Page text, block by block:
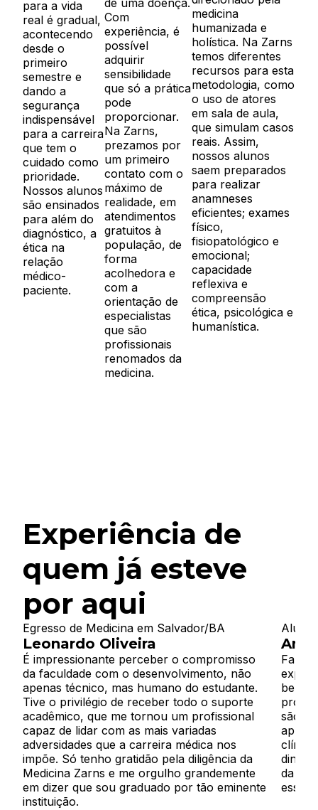
para a vida
real é gradual,
acontecendo
desde o
primeiro
semestre e
dando a
segurança
indispensável
para a carreira
que tem o
cuidado como
prioridade.
Nossos alunos
são ensinados
para além do
diagnóstico, a
ética na
relação
médico-
paciente.
de uma doença.
Com
experiência, é
possível
adquirir
sensibilidade
que só a prática
pode
proporcionar.
Na Zarns,
prezamos por
um primeiro
contato com o
máximo de
realidade, em
atendimentos
gratuitos à
população, de
forma
acolhedora e
com a
orientação de
especialistas
que são
profissionais
renomados da
medicina.
medicina
humanizada e
holística. Na Zarns
temos diferentes
recursos para esta
metodologia, como
o uso de atores
em sala de aula,
que simulam casos
reais. Assim,
nossos alunos
saem preparados
para realizar
anamneses
eficientes; exames
físico,
fisiopatológico e
emocional;
capacidade
reflexiva e
compreensão
ética, psicológica e
humanística.
Experiência de
quem já esteve
por aqui
Egresso de Medicina em Salvador/BA
Leonardo Oliveira
É impressionante perceber o compromisso
da faculdade com o desenvolvimento, não
apenas técnico, mas humano do estudante.
Tive o privilégio de receber todo o suporte
acadêmico, que me tornou um profissional
capaz de lidar com as mais variadas
adversidades que a carreira médica nos
impõe. Só tenho gratidão pela diligência da
Medicina Zarns e me orgulho grandemente
em dizer que sou graduado por tão eminente
instituição.
Aluna
Ana
Fazer
bem
são
da
essa